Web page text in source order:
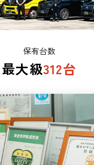
保有台数
最大級312台